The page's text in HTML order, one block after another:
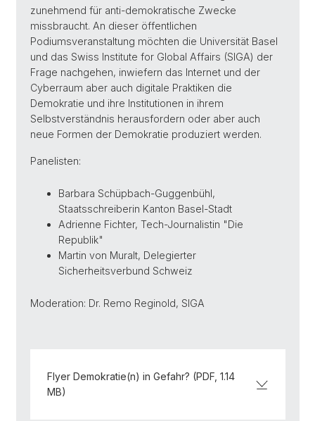
zunehmend für anti-demokratische Zwecke
missbraucht. An dieser öffentlichen
Podiumsveranstaltung möchten die Universität Basel
und das Swiss Institute for Global Affairs (SIGA) der
Frage nachgehen, inwiefern das Internet und der
Cyberraum aber auch digitale Praktiken die
Demokratie und ihre Institutionen in ihrem
Selbstverständnis herausfordern oder aber auch
neue Formen der Demokratie produziert werden.
Panelisten:
Barbara Schüpbach-Guggenbühl,
Staatsschreiberin Kanton Basel-Stadt
Adrienne Fichter, Tech-Journalistin "Die
Republik"
Martin von Muralt, Delegierter
Sicherheitsverbund Schweiz
Moderation: Dr. Remo Reginold, SIGA
Flyer Demokratie(n) in Gefahr? (PDF, 1.14
MB)